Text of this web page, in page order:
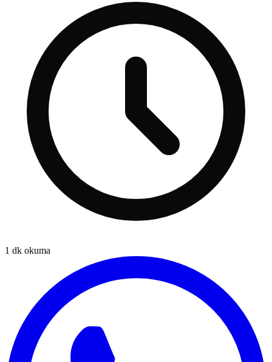
1 dk okuma